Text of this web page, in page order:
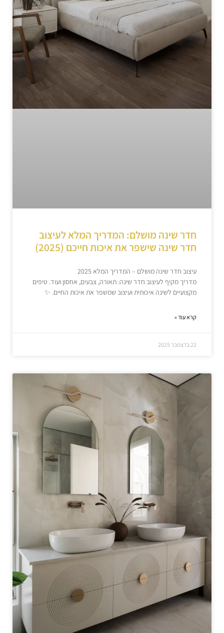
חדר שינה מושלם: המדריך המלא לעיצוב
חדר שינה שישפר את איכות חייכם (2025)
עיצוב חדר שינה מושלם – המדריך המלא 2025
מדריך מקיף לעיצוב חדר שינה: תאורה, צבעים, אחסון ועוד. טיפים
מקצועיים לשינה איכותית ועיצוב שמשפר את איכות החיים. ✨
קרא עוד »
22 בדצמבר 2025